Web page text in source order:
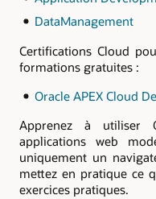
DataManagement
Certifications Cloud
formations gratuites :
Oracle APEX Cloud
Apprenez à utiliser
applications web
uniquement un
mettez en pratique ce
exercices pratiques.